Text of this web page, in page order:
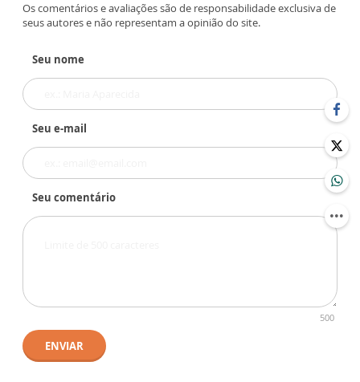
Os comentários e avaliações são de responsabilidade exclusiva de
seus autores e não representam a opinião do site.
Seu nome
Seu e-mail
Seu comentário
500
ENVIAR